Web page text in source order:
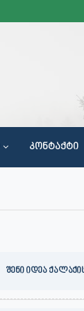
ᲙᲝᲜᲢᲐᲥᲢᲘ
შენი იდეა